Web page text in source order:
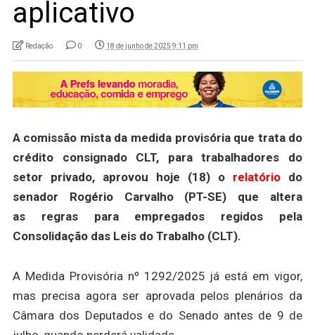
aplicativo
Redação 0 18 de junho de 2025 9:11 pm
A comissão mista da medida provisória que trata do
crédito consignado CLT, para trabalhadores do
setor privado, aprovou hoje (18) o relatório do
senador Rogério Carvalho (PT-SE) que altera
as regras para empregados regidos pela
Consolidação das Leis do Trabalho (CLT).
A Medida Provisória nº 1292/2025 já está em vigor,
mas precisa agora ser aprovada pelos plenários da
Câmara dos Deputados e do Senado antes de 9 de